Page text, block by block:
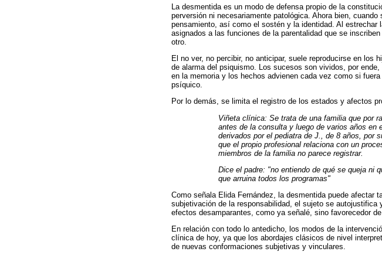
La desmentida es un modo de defensa propio de la
perversión ni necesariamente patológica. Ahora bien,
pensamiento, así como el sostén y la identidad. Al
asignados a las funciones de la parentalidad que se
otro.
El no ver, no percibir, no anticipar, suele reproducirse en
de alarma del psiquismo. Los sucesos son vividos, por
en la memoria y los hechos advienen cada vez como si
psíquico.
Por lo demás, se limita el registro de los estados y afectos
Viñeta clínica: Se trata de una familia que por
antes de la consulta y luego de varios años en
derivados por el pediatra de J., de 8 años, por
que el propio profesional relaciona con un
miembros de la familia no parece registrar.
Dice el padre: "no entiendo de qué se queja ni
que arruina todos los programas"
Como señala Elida Fernández, la desmentida puede afectar
subjetivación de la responsabilidad, el sujeto se
efectos desamparantes, como ya señalé, sino favorecedor
En relación con todo lo antedicho, los modos de la
clínica de hoy, ya que los abordajes clásicos de nivel
de nuevas conformaciones subjetivas y vinculares.